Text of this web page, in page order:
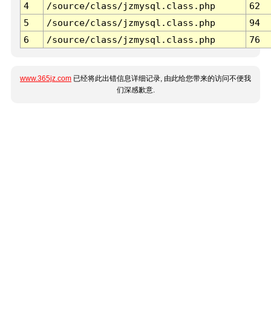
4
/source/class/jzmysql.class.php
62
5
/source/class/jzmysql.class.php
94
6
/source/class/jzmysql.class.php 76
www.365jz.com 已经将此出错信息详细记录, 由此给您带来的访问不便我
们深感歉意.